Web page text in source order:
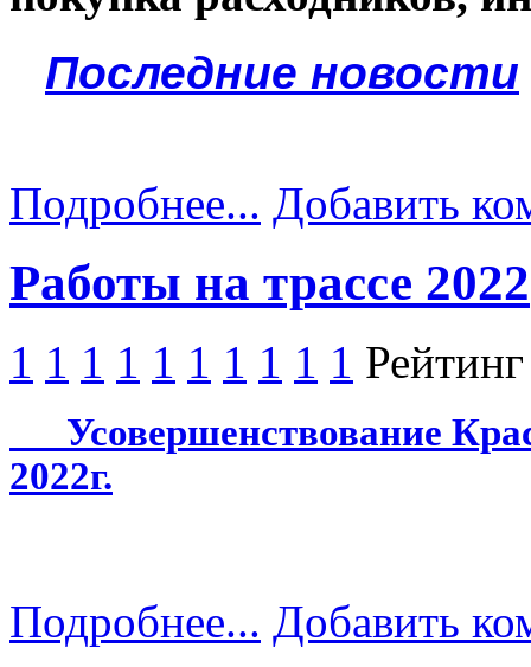
Последние новости
Подробнее... Добавить
Работы на трассе 2022
1 1 1 1 1 1 1 1 1 1
Усовершенствование
2022г.
Подробнее... Добавить